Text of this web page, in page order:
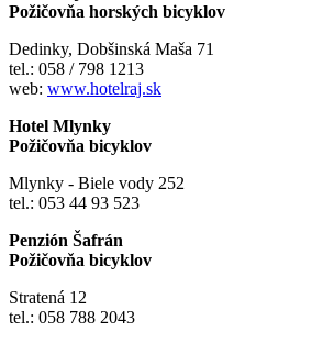
Požičovňa horských bicyklov
Dedinky, Dobšinská Maša 71
tel.: 058 / 798 1213
web: www.hotelraj.sk
Hotel Mlynky
Požičovňa bicyklov
Mlynky - Biele vody 252
tel.: 053 44 93 523
Penzión Šafrán
Požičovňa bicyklov
Stratená 12
tel.: 058 788 2043